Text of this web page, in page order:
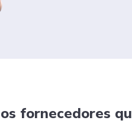
fornecedores